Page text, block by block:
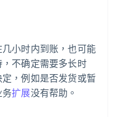
小时内到账，也可能
不确定需要多长时
，例如是否发货或暂
务扩展没有帮助。